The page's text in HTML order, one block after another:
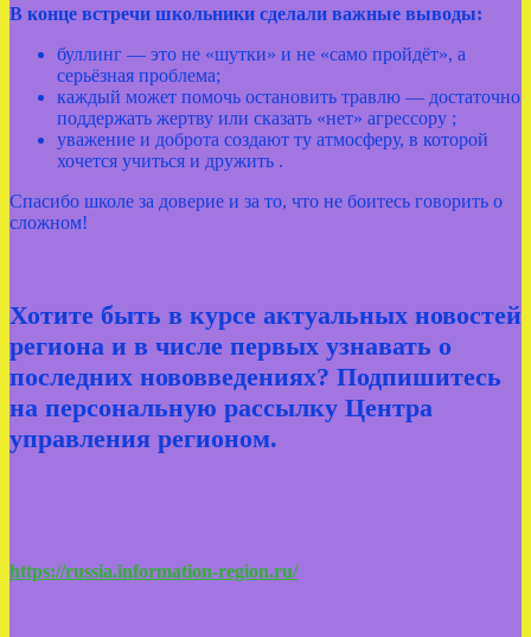
В конце встречи школьники сделали важные выводы:
буллинг — это не «шутки» и не «само пройдёт», а
серьёзная проблема;
каждый может помочь остановить травлю — достаточно
поддержать жертву или сказать «нет» агрессору ;
уважение и доброта создают ту атмосферу, в которой
хочется учиться и дружить .
Спасибо школе за доверие и за то, что не боитесь говорить о
сложном!
Хотите быть в курсе актуальных новостей
региона и в числе первых узнавать о
последних нововведениях? Подпишитесь
на персональную рассылку Центра
управления регионом.
https://russia.information-region.ru/